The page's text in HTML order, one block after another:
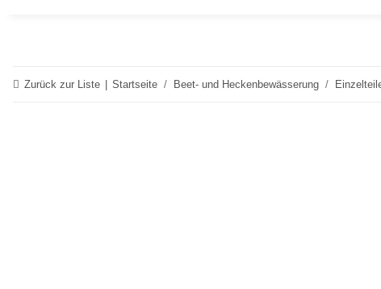
Zurück zur Liste Startseite Beet- und Heckenbewässerung